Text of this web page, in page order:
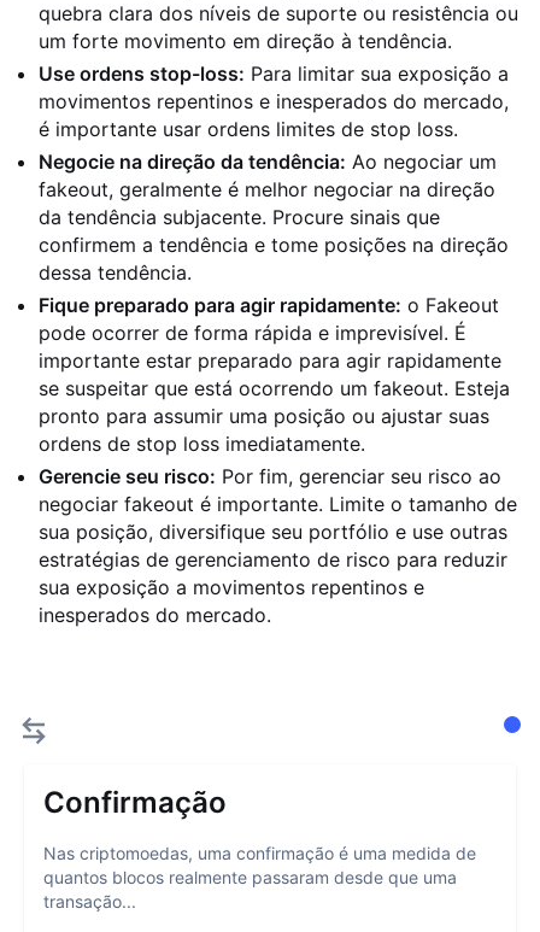
quebra clara dos níveis de suporte ou resistência ou
um forte movimento em direção à tendência.
Use ordens stop-loss: Para limitar sua exposição a
movimentos repentinos e inesperados do mercado,
é importante usar ordens limites de stop loss.
Negocie na direção da tendência: Ao negociar um
fakeout, geralmente é melhor negociar na direção
da tendência subjacente. Procure sinais que
confirmem a tendência e tome posições na direção
dessa tendência.
Fique preparado para agir rapidamente: o Fakeout
pode ocorrer de forma rápida e imprevisível. É
importante estar preparado para agir rapidamente
se suspeitar que está ocorrendo um fakeout. Esteja
pronto para assumir uma posição ou ajustar suas
ordens de stop loss imediatamente.
Gerencie seu risco: Por fim, gerenciar seu risco ao
negociar fakeout é importante. Limite o tamanho de
sua posição, diversifique seu portfólio e use outras
estratégias de gerenciamento de risco para reduzir
sua exposição a movimentos repentinos e
inesperados do mercado.
Confirmação
Nas criptomoedas, uma confirmação é uma medida de
quantos blocos realmente passaram desde que uma
transação...